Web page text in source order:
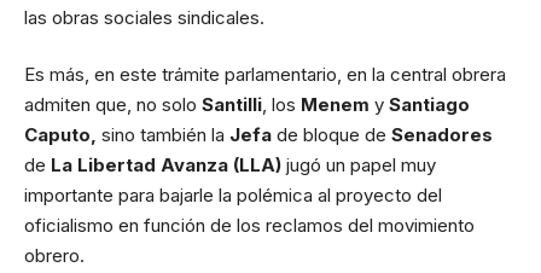
las obras sociales sindicales.
Es más, en este trámite parlamentario, en la central obrera
admiten que, no solo Santilli, los Menem y Santiago
Caputo, sino también la Jefa de bloque de Senadores
de La Libertad Avanza (LLA) jugó un papel muy
importante para bajarle la polémica al proyecto del
oficialismo en función de los reclamos del movimiento
obrero.